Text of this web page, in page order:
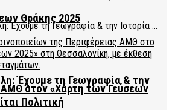
Έχουμε τη Γεωγραφία & την
Πολιτική
Θράκης 2025
στον «Χάρτη των Γεύσεων